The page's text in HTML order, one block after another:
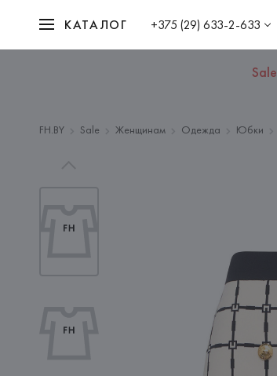
КАТАЛОГ +375 (29) 633-2-633
Sale
FH.BY Sale Женщинам Одежда Юбки